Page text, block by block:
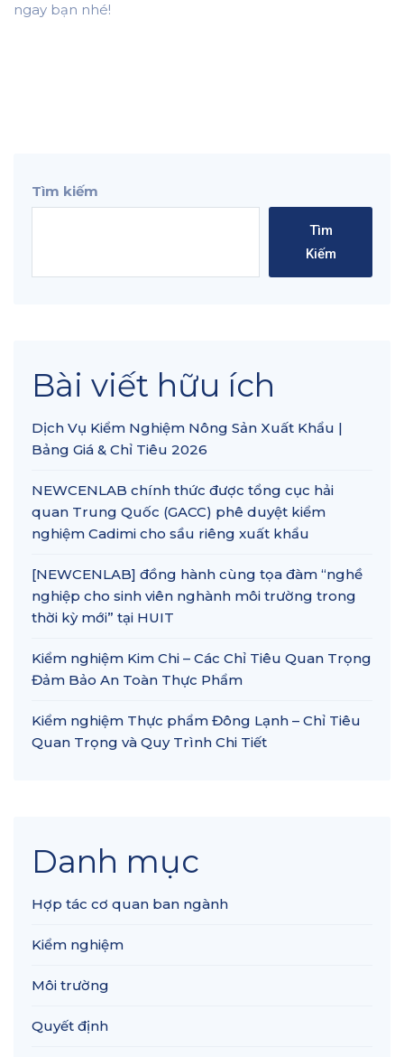
ngay bạn nhé!
Tìm kiếm
Tìm
Kiếm
Bài viết hữu ích
Dịch Vụ Kiểm Nghiệm Nông Sản Xuất Khẩu |
Bảng Giá & Chỉ Tiêu 2026
NEWCENLAB chính thức được tổng cục hải
quan Trung Quốc (GACC) phê duyệt kiểm
nghiệm Cadimi cho sầu riêng xuất khẩu
[NEWCENLAB] đồng hành cùng tọa đàm “nghề
nghiệp cho sinh viên nghành môi trường trong
thời kỳ mới” tại HUIT
Kiểm nghiệm Kim Chi – Các Chỉ Tiêu Quan Trọng
Đảm Bảo An Toàn Thực Phẩm
Kiểm nghiệm Thực phẩm Đông Lạnh – Chỉ Tiêu
Quan Trọng và Quy Trình Chi Tiết
Danh mục
Hợp tác cơ quan ban ngành
Kiểm nghiệm
Môi trường
Quyết định